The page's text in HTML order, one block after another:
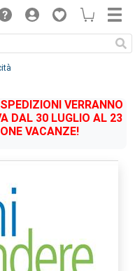
VERRANNO
DAL 30 LUGLIO AL 23
VACANZE!